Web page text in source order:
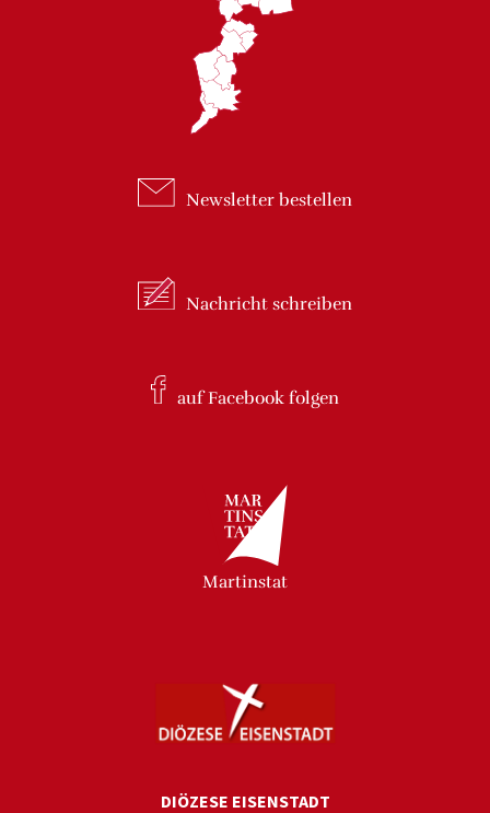
Newsletter bestellen
Nachricht schreiben
auf Facebookfolgen
Martinstat
DIÖZESE EISENSTADT